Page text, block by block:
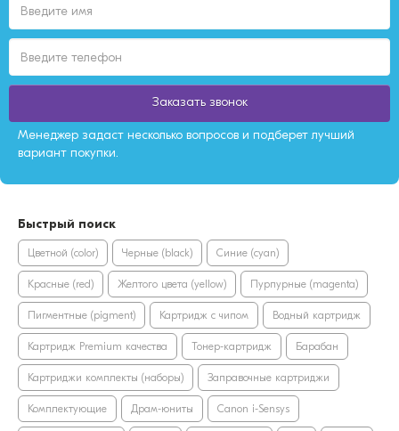
Заказать звонок
Менеджер задаст несколько вопросов и подберет лучший
вариант покупки.
Быстрый поиск
Цветной (color) Черные (black) Синие (cyan)
Красные (red) Желтого цвета (yellow) Пурпурные (magenta)
Пигментные (pigment) Картридж с чипом Водный картридж
Картридж Premium качества Тонер-картридж Барабан
Картриджи комплекты (наборы) Заправочные картриджи
Комплектующие Драм-юниты Canon i-Sensys